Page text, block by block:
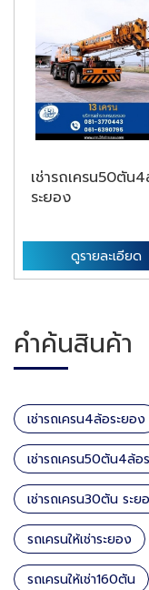
เช่ารถเครน50ตัน
ระยอง
ดูรายละเอียด
คำค้นสินค้า
เช่ารถเครน4ล้อระยอง
เช่ารถเครน50ตัน4ล้อ
เช่ารถเครน30ตัน ระย
รถเครนให้เช่าระยอง
รถเครนให้เช่า160ตัน